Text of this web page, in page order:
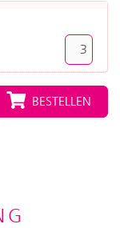
BESTELLEN